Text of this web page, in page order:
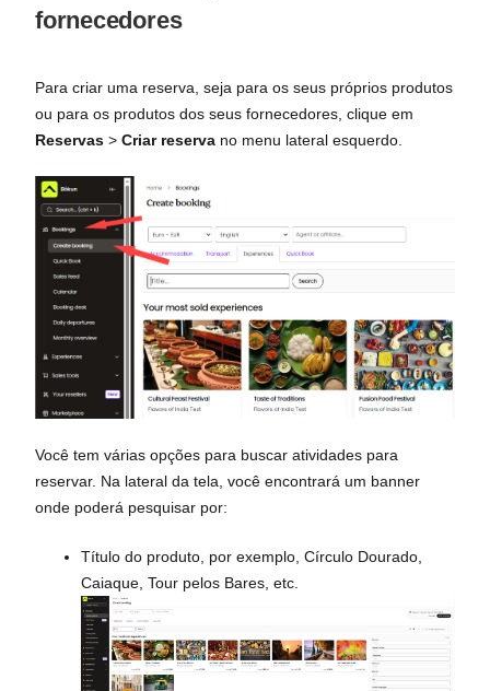
fornecedores
Para criar uma reserva, seja para os seus próprios produtos
ou para os produtos dos seus fornecedores, clique em
Reservas > Criar reserva no menu lateral esquerdo.
Você tem várias opções para buscar atividades para
reservar. Na lateral da tela, você encontrará um banner
onde poderá pesquisar por:
Título do produto, por exemplo, Círculo Dourado,
Caiaque, Tour pelos Bares, etc.